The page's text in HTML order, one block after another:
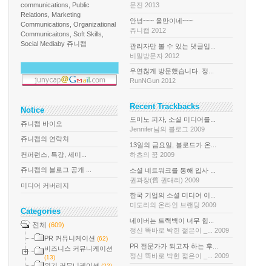
communications, Public
Relations, Marketing
Communications, Organizational
Communicaitons, Soft Skills,
Social Mediaby 쥬니캡
Notice
쥬니캡 바이오
쥬니캡의 연락처
컨퍼런스, 특강, 세미...
쥬니캡의 블로그 공개 ...
미디어 커버리지
Categories
전체 (609)
PR 커뮤니케이션 (62)
비즈니스 커뮤니케이션
(13)
문진 2013
안녕~~~ 올만이네~~~
쥬니캡 2012
관리자만 볼 수 있는 댓글입...
비밀방문자 2012
우연찮게 방문했습니다. 정...
RunNGun 2012
Recent Trackbacks
도미노 피자, 소셜 미디어를...
Jennifer님의 블로그 2009
13일의 금요일, 블로드가 온...
하츠의 꿈 2009
소셜 네트워크를 통해 입사 ...
권과장(舊 권대리) 2009
한국 기업의 소셜 미디어 이...
미도리의 온라인 브랜딩 2009
네이버는 트랙백이 너무 힘...
정신 똑바로 박힌 젊은이 _... 2009
PR 전문가가 되고자 하는 후...
정신 똑바로 박힌 젊은이 _... 2009